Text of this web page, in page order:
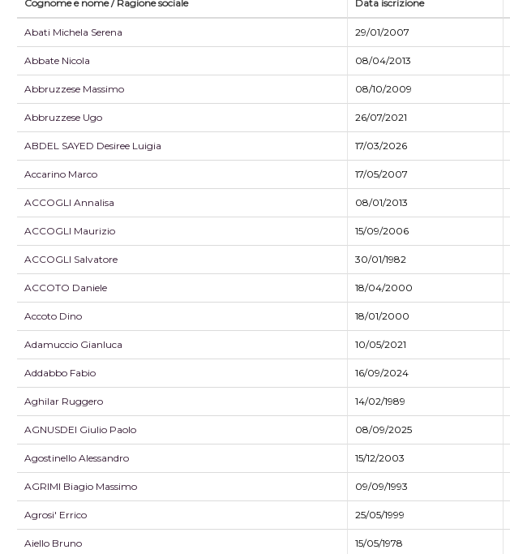
Cognome e nome / Ragione sociale Data iscrizione
Abati Michela Serena 29/01/2007
Abbate Nicola 08/04/2013
Abbruzzese Massimo 08/10/2009
Abbruzzese Ugo 26/07/2021
ABDEL SAYED Desiree Luigia 17/03/2026
Accarino Marco 17/05/2007
ACCOGLI Annalisa 08/01/2013
ACCOGLI Maurizio 15/09/2006
ACCOGLI Salvatore 30/01/1982
ACCOTO Daniele 18/04/2000
Accoto Dino 18/01/2000
Adamuccio Gianluca 10/05/2021
Addabbo Fabio 16/09/2024
Aghilar Ruggero 14/02/1989
AGNUSDEI Giulio Paolo 08/09/2025
Agostinello Alessandro 15/12/2003
AGRIMI Biagio Massimo 09/09/1993
Agrosi' Errico 25/05/1999
Aiello Bruno 15/05/1978